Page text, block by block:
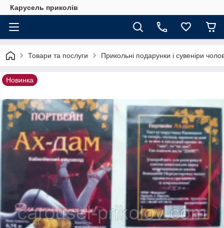
Карусель приколів
Товари та послуги Прикольні подарунки і сувеніри
Новинка